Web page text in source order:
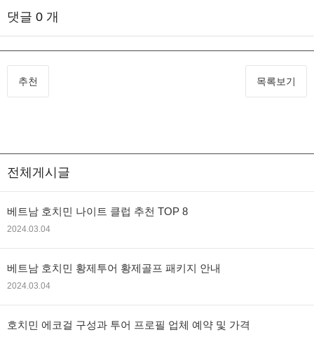
댓글 0 개
추천 목록보기
전체게시글
베트남 호치민 나이트 클럽 추천 TOP 8
2024.03.04
베트남 호치민 황제투어 황제골프 패키지 안내
2024.03.04
호치민 에코걸 구성과 투어 프로필 업체 예약 및 가격